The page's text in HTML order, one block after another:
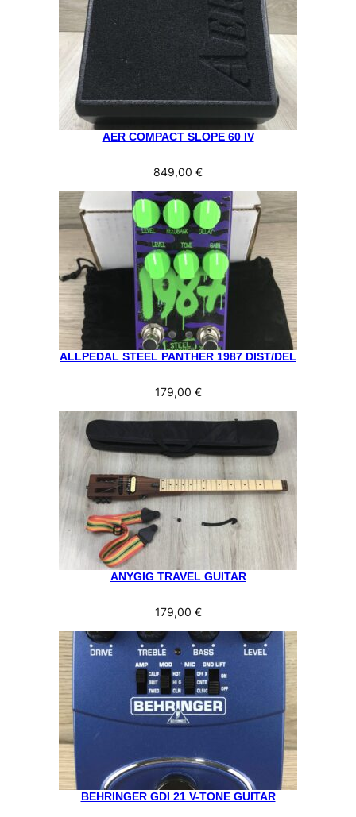
AER COMPACT SLOPE 60 IV
849,00 €
ALLPEDAL STEEL PANTHER 1987 DIST/DEL
179,00 €
ANYGIG TRAVEL GUITAR
179,00 €
BEHRINGER GDI 21 V-TONE GUITAR